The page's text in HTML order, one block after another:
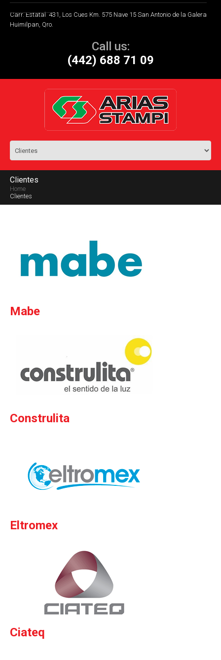
Carr. Estatal 431, Los Cues Km. 575 Nave 15 San Antonio de la Galera
Huimilpan, Qro.
Call us:
(442) 688 71 09
Clientes
Home
Clientes
Mabe
Construlita
Eltromex
Ciateq